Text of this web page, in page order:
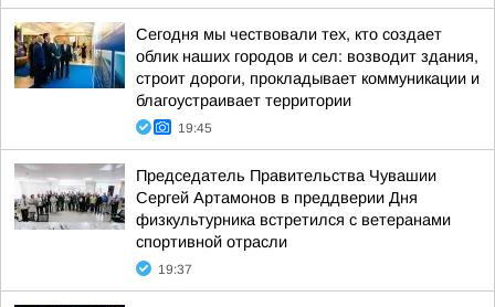
Сегодня мы чествовали тех, кто создает
облик наших городов и сел: возводит здания,
строит дороги, прокладывает коммуникации и
благоустраивает территории
19:45
Председатель Правительства Чувашии
Сергей Артамонов в преддверии Дня
физкультурника встретился с ветеранами
спортивной отрасли
19:37